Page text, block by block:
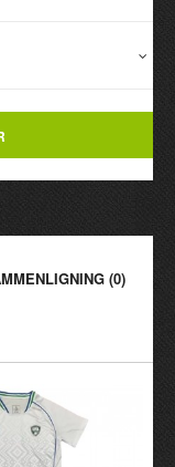
(0)